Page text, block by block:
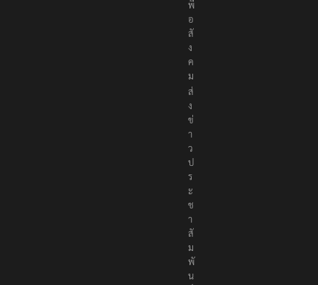
ง
เ
พื่
อ
สั
ง
ค
ม
ส่
ง
ข่
า
ว
ป
ร
ะ
ช
า
สั
ม